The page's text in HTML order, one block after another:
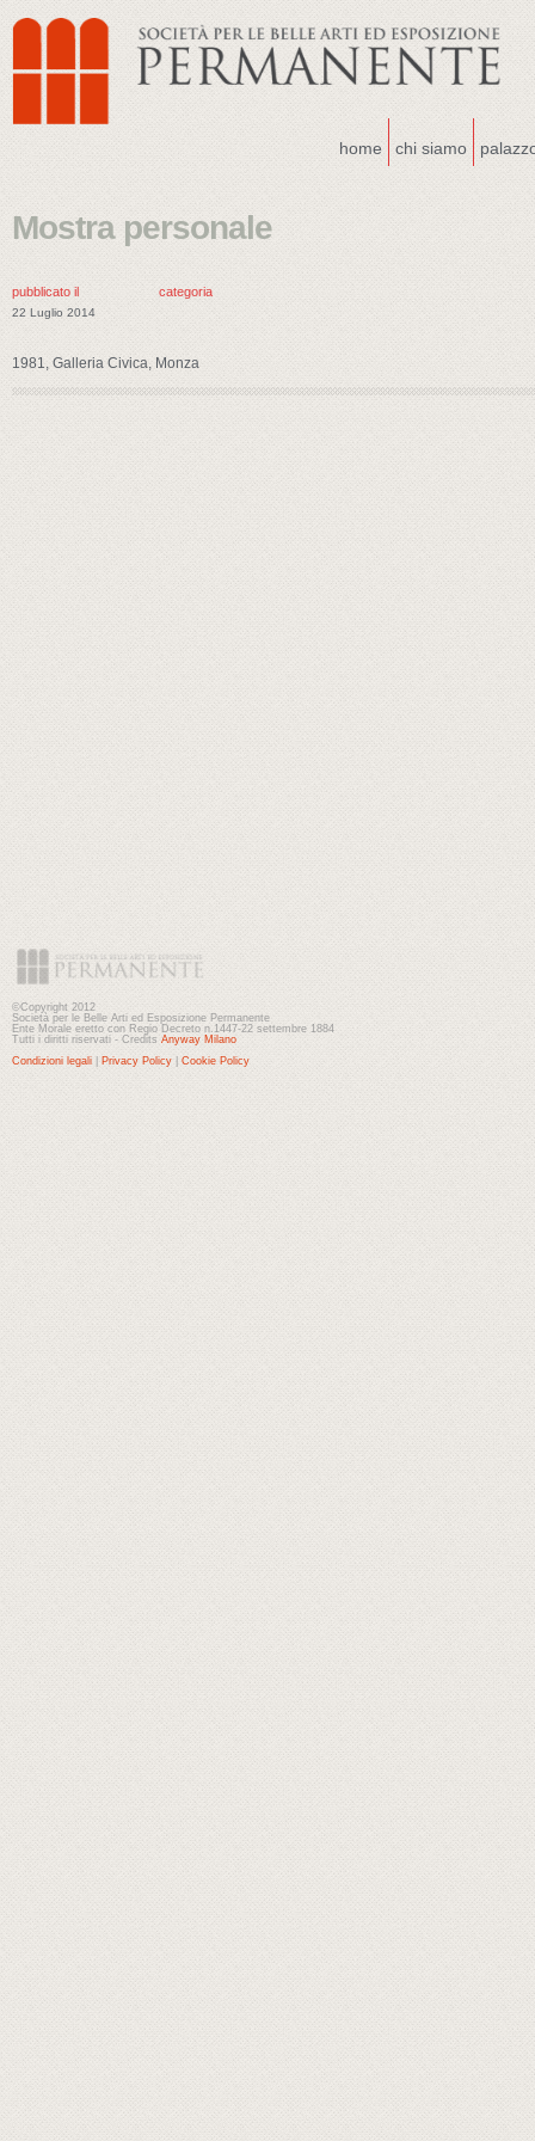
home chi siamo
Mostra personale
pubblicato il
22 Luglio 2014
categoria
1981, Galleria Civica, Monza
©Copyright 2012
Società per le Belle Arti ed Esposizione Permanente
Ente Morale eretto con Regio Decreto n.1447-22 settembre 1884
Tutti i diritti riservati - Credits Anyway Milano
Condizioni legali
Privacy Policy Cookie Policy